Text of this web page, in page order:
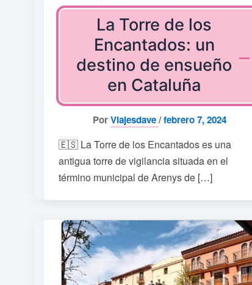
La Torre de los
Encantados: un
destino de ensueño
en Cataluña
PorViajesdave/febrero 7, 2024
🇪🇸 La Torre de los Encantados es una
antigua torre de vigilancia situada en el
término municipal de Arenys de […]